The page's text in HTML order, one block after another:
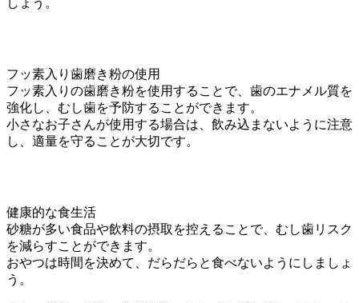
しょう。
フッ素入り歯磨き粉の使用
フッ素入りの歯磨き粉を使用することで、歯のエナメル質を
強化し、むし歯を予防することができます。
小さなお子さんが使用する場合は、飲み込まないように注意
し、適量を守ることが大切です。
健康的な食生活
砂糖が多い食品や飲料の摂取を控えることで、むし歯リスク
を減らすことができます。
おやつは時間を決めて、だらだらと食べないようにしましょ
う。